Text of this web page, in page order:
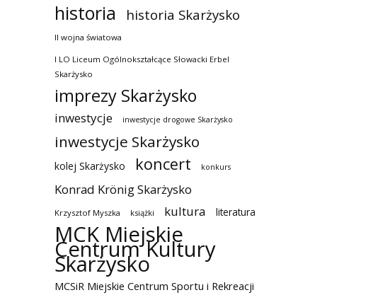
historia historia Skarżysko
II wojna światowa
I LO Liceum Ogólnokształcące Słowacki Erbel
Skarżysko
imprezy Skarżysko
inwestycje inwestycje drogowe Skarżysko
inwestycje Skarżysko
kolej Skarżysko koncert konkurs
Konrad Krönig Skarżysko
Krzysztof Myszka książki kultura literatura
MCK Miejskie
Centrum Kultury
Skarżysko
MCSiR Miejskie Centrum Sportu i Rekreacji